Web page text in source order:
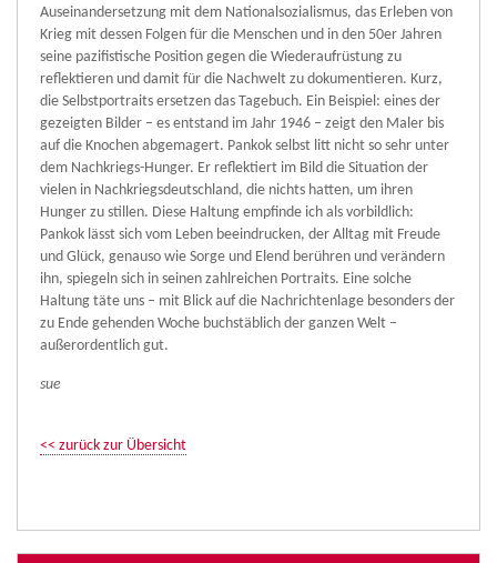
Auseinandersetzung mit dem Nationalsozialismus, das Erleben von
Krieg mit dessen Folgen für die Menschen und in den 50er Jahren
seine pazifistische Position gegen die Wiederaufrüstung zu
reflektieren und damit für die Nachwelt zu dokumentieren. Kurz,
die Selbstportraits ersetzen das Tagebuch. Ein Beispiel: eines der
gezeigten Bilder – es entstand im Jahr 1946 – zeigt den Maler bis
auf die Knochen abgemagert. Pankok selbst litt nicht so sehr unter
dem Nachkriegs-Hunger. Er reflektiert im Bild die Situation der
vielen in Nachkriegsdeutschland, die nichts hatten, um ihren
Hunger zu stillen. Diese Haltung empfinde ich als vorbildlich:
Pankok lässt sich vom Leben beeindrucken, der Alltag mit Freude
und Glück, genauso wie Sorge und Elend berühren und verändern
ihn, spiegeln sich in seinen zahlreichen Portraits. Eine solche
Haltung täte uns – mit Blick auf die Nachrichtenlage besonders der
zu Ende gehenden Woche buchstäblich der ganzen Welt –
außerordentlich gut.
sue
<< zurück zur Übersicht